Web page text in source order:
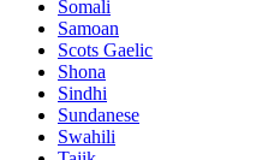
Somali
Samoan
Scots Gaelic
Shona
Sindhi
Sundanese
Swahili